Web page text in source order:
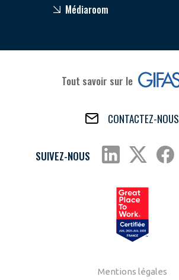
Médiaroom
Tout savoir sur le
CONTACTEZ-NOUS
SUIVEZ-NOUS
Mentions légales